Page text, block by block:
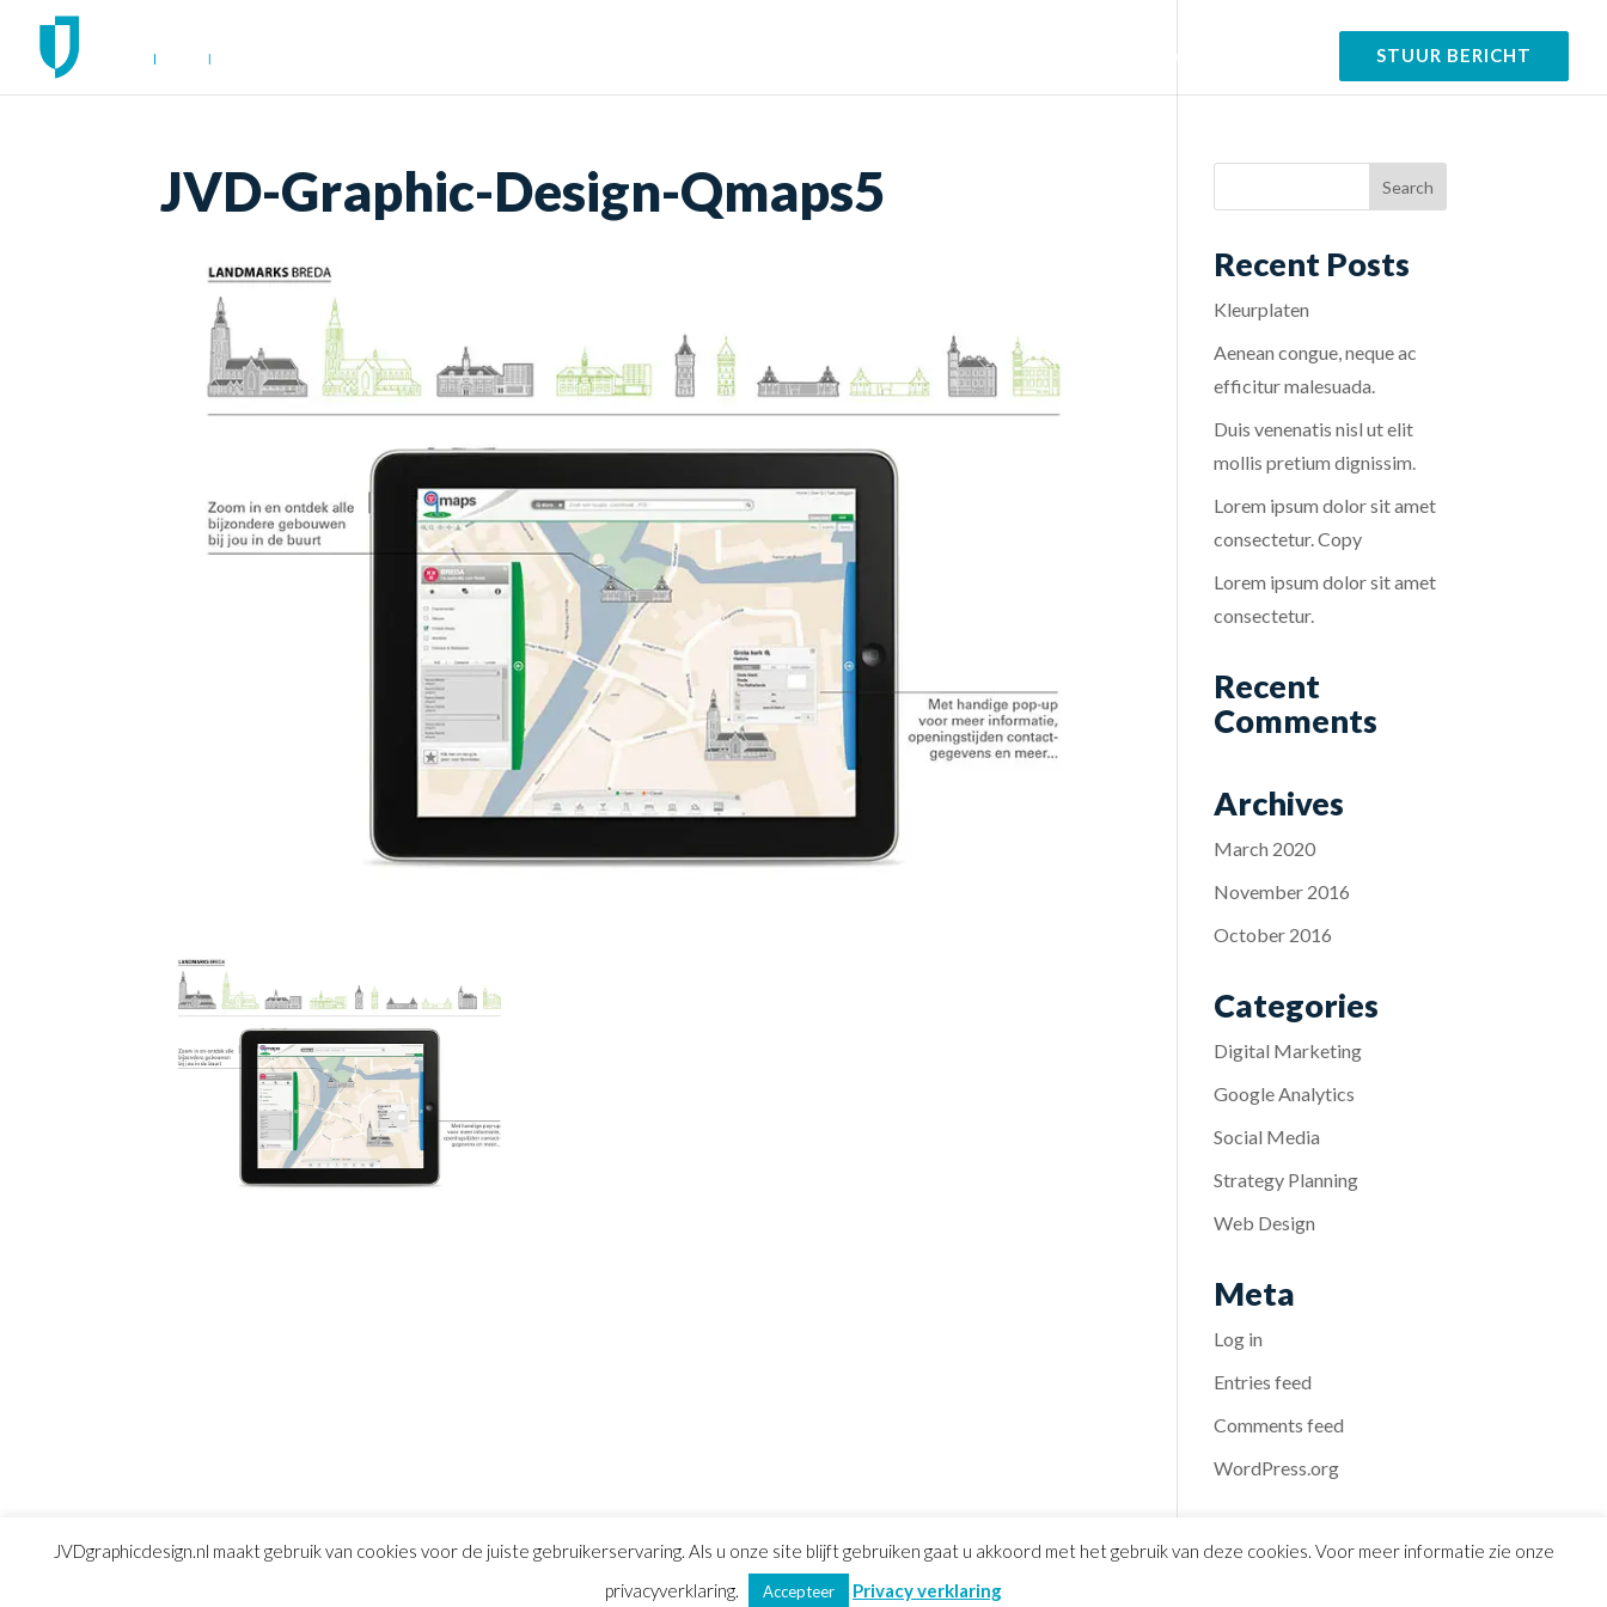
Over STUUR BERICHT
JVD-Graphic-Design-Qmaps5
Recent Posts
Kleurplaten
Aenean congue, neque ac
efficitur malesuada.
Duis venenatis nisl ut elit
mollis pretium dignissim.
Lorem ipsum dolor sit amet
consectetur. Copy
Lorem ipsum dolor sit amet
consectetur.
Recent
Comments
Archives
March 2020
November 2016
October 2016
Categories
Digital Marketing
Google Analytics
Social Media
Strategy Planning
Web Design
Meta
Log in
Entries feed
Comments feed
WordPress.org
Algemene voorwaarden|Privacy verklaring|Sitemap
JVDgraphicdesign.nl maakt gebruik van cookies voor de juiste gebruikerservaring. Als u onze site blijft gebruiken gaat u akkoord met het gebruik van deze cookies. Voor meer informatie zie onze
privacyverklaring.
Accepteer Privacy verklaring